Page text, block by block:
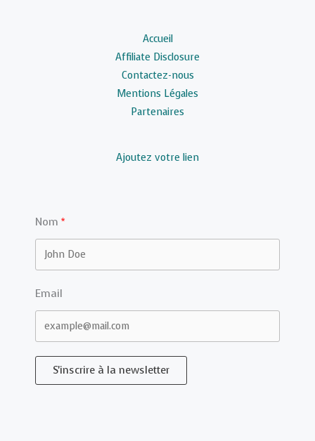
Accueil
Affiliate Disclosure
Contactez-nous
Mentions Légales
Partenaires
Ajoutez votre lien
Nom
Email
S'inscrire à la newsletter